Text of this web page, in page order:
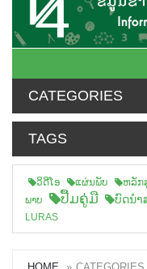
CATEGORIES
TAGS
ວິດີໂອ ແຜ່ນພັບ ຫລັກ
ພາບ
ປື້ມຄູ່ມື ບົດນຳ
LURAS